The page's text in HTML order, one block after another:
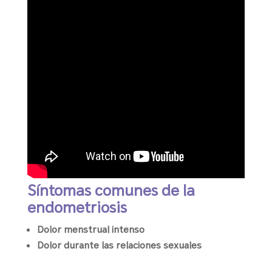
Síntomas comunes de la
endometriosis
Dolor menstrual intenso
Dolor durante las relaciones sexuales